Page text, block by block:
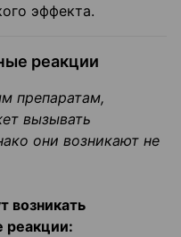
эффекта.
реакции
препаратам,
вызывать
они возникают не
возникать